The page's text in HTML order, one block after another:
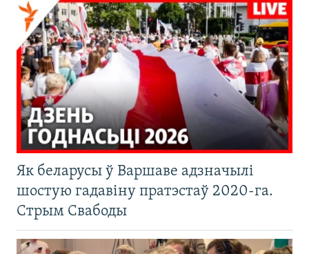
Як беларусы ў Варшаве адзначылі
шостую гадавіну пратэстаў 2020-га.
Стрым Свабоды